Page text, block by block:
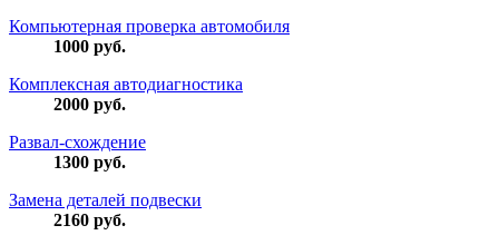
Компьютерная проверка автомобиля
1000 руб.
Комплексная автодиагностика
2000 руб.
Развал-схождение
1300 руб.
Замена деталей подвески
2160 руб.